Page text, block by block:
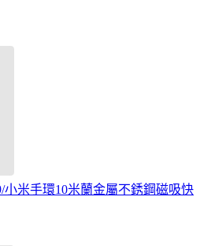
小米手環10米蘭金屬不銹鋼磁吸快